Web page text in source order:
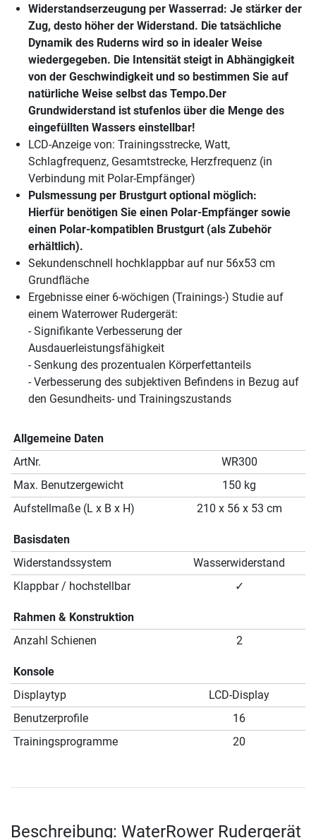
Widerstandserzeugung per Wasserrad: Je stärker der
Zug, desto höher der Widerstand. Die tatsächliche
Dynamik des Ruderns wird so in idealer Weise
wiedergegeben. Die Intensität steigt in Abhängigkeit
von der Geschwindigkeit und so bestimmen Sie auf
natürliche Weise selbst das Tempo.Der
Grundwiderstand ist stufenlos über die Menge des
eingefüllten Wassers einstellbar!
LCD-Anzeige von: Trainingsstrecke, Watt,
Schlagfrequenz, Gesamtstrecke, Herzfrequenz (in
Verbindung mit Polar-Empfänger)
Pulsmessung per Brustgurt optional möglich:
Hierfür benötigen Sie einen Polar-Empfänger sowie
einen Polar-kompatiblen Brustgurt (als Zubehör
erhältlich).
Sekundenschnell hochklappbar auf nur 56x53 cm
Grundfläche
Ergebnisse einer 6-wöchigen (Trainings-) Studie auf
einem Waterrower Rudergerät:
- Signifikante Verbesserung der
Ausdauerleistungsfähigkeit
- Senkung des prozentualen Körperfettanteils
- Verbesserung des subjektiven Befindens in Bezug auf
den Gesundheits- und Trainingszustands
Allgemeine Daten
ArtNr.
WR300
Max. Benutzergewicht
150 kg
Aufstellmaße (L x B x H)
210 x 56 x 53 cm
Basisdaten
Widerstandssystem
Wasserwiderstand
Klappbar / hochstellbar
✓
Rahmen & Konstruktion
Anzahl Schienen
2
Konsole
Displaytyp
LCD-Display
Benutzerprofile
16
Trainingsprogramme
20
Beschreibung: WaterRower Rudergerät